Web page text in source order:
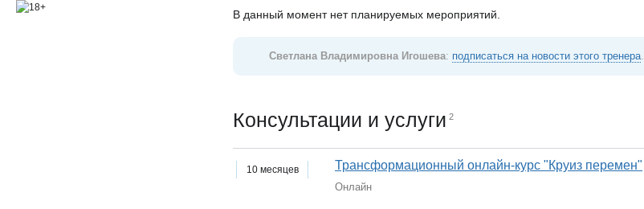
В данный момент нет планируемых мероприятий.
Светлана Владимировна Игошева: подписаться на новости этого тренера.
Консультации и услуги 2
10 месяцев Трансформационный онлайн-курс "Круиз перемен"
Онлайн